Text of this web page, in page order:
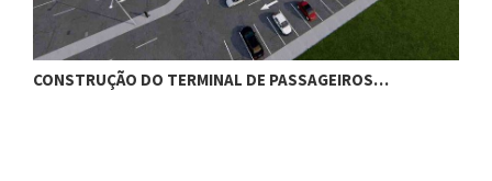
CONSTRUÇÃO DO TERMINAL DE PASSAGEIROS…